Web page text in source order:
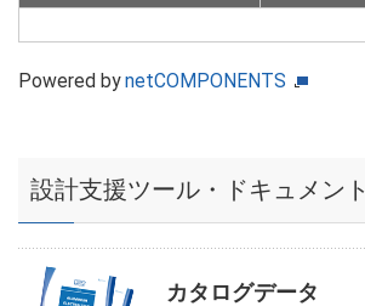
Powered bynetCOMPONENTS
設計支援ツール・ドキュメント
カタログデータ